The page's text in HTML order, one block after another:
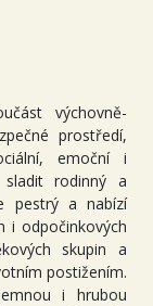
výchovně-
prostředí,
emoční i
rodinný a
pestrý a nabízí
i odpočinkových
skupin a
postižením.
i hrubou